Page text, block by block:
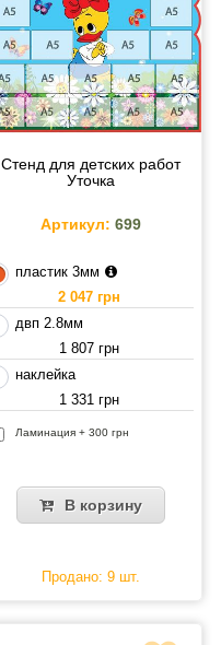
Стенд для детских работ
Уточка
Артикул: 699
пластик 3мм
2 047 грн
двп 2.8мм
1 807 грн
наклейка
1 331 грн
Ламинация + 300 грн
В корзину
Продано: 9 шт.